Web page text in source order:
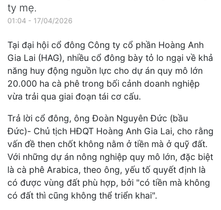
ty mẹ.
01:04 - 17/04/2026
Tại đại hội cổ đông Công ty cổ phần Hoàng Anh
Gia Lai (HAG), nhiều cổ đông bày tỏ lo ngại về khả
năng huy động nguồn lực cho dự án quy mô lớn
20.000 ha cà phê trong bối cảnh doanh nghiệp
vừa trải qua giai đoạn tái cơ cấu.
Trả lời cổ đông, ông Đoàn Nguyên Đức (bầu
Đức)- Chủ tịch HĐQT Hoàng Anh Gia Lai, cho rằng
vấn đề then chốt không nằm ở tiền mà ở quỹ đất.
Với những dự án nông nghiệp quy mô lớn, đặc biệt
là cà phê Arabica, theo ông, yếu tố quyết định là
có được vùng đất phù hợp, bởi "có tiền mà không
có đất thì cũng không thể triển khai".